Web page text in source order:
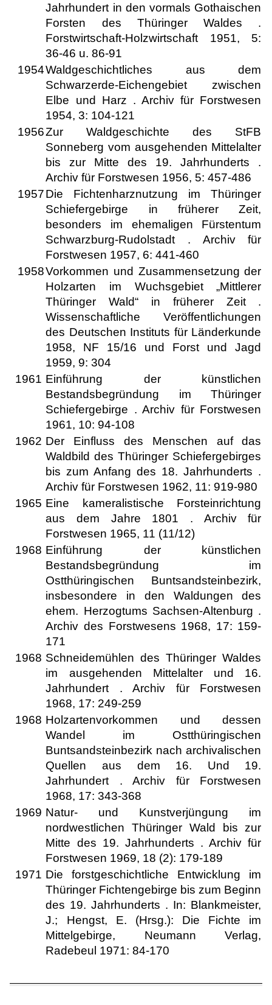
Jahrhundert in den vormals Gothaischen
Forsten des Thüringer Waldes .
Forstwirtschaft-Holzwirtschaft 1951, 5:
36-46 u. 86-91
1954Waldgeschichtliches aus dem
Schwarzerde-Eichengebiet zwischen
Elbe und Harz . Archiv für Forstwesen
1954, 3: 104-121
1956Zur Waldgeschichte des StFB
Sonneberg vom ausgehenden Mittelalter
bis zur Mitte des 19. Jahrhunderts .
Archiv für Forstwesen 1956, 5: 457-486
1957Die Fichtenharznutzung im Thüringer
Schiefergebirge in früherer Zeit,
besonders im ehemaligen Fürstentum
Schwarzburg-Rudolstadt . Archiv für
Forstwesen 1957, 6: 441-460
1958Vorkommen und Zusammensetzung der
Holzarten im Wuchsgebiet „Mittlerer
Thüringer Wald“ in früherer Zeit .
Wissenschaftliche Veröffentlichungen
des Deutschen Instituts für Länderkunde
1958, NF 15/16 und Forst und Jagd
1959, 9: 304
1961 Einführung der künstlichen
Bestandsbegründung im Thüringer
Schiefergebirge . Archiv für Forstwesen
1961, 10: 94-108
1962 Der Einfluss des Menschen auf das
Waldbild des Thüringer Schiefergebirges
bis zum Anfang des 18. Jahrhunderts .
Archiv für Forstwesen 1962, 11: 919-980
1965 Eine kameralistische Forsteinrichtung
aus dem Jahre 1801 . Archiv für
Forstwesen 1965, 11 (11/12)
1968 Einführung der künstlichen
Bestandsbegründung im
Ostthüringischen Buntsandsteinbezirk,
insbesondere in den Waldungen des
ehem. Herzogtums Sachsen-Altenburg .
Archiv des Forstwesens 1968, 17: 159-
171
1968 Schneidemühlen des Thüringer Waldes
im ausgehenden Mittelalter und 16.
Jahrhundert . Archiv für Forstwesen
1968, 17: 249-259
1968 Holzartenvorkommen und dessen
Wandel im Ostthüringischen
Buntsandsteinbezirk nach archivalischen
Quellen aus dem 16. Und 19.
Jahrhundert . Archiv für Forstwesen
1968, 17: 343-368
1969 Natur- und Kunstverjüngung im
nordwestlichen Thüringer Wald bis zur
Mitte des 19. Jahrhunderts . Archiv für
Forstwesen 1969, 18 (2): 179-189
1971 Die forstgeschichtliche Entwicklung im
Thüringer Fichtengebirge bis zum Beginn
des 19. Jahrhunderts . In: Blankmeister,
J.; Hengst, E. (Hrsg.): Die Fichte im
Mittelgebirge, Neumann Verlag,
Radebeul 1971: 84-170